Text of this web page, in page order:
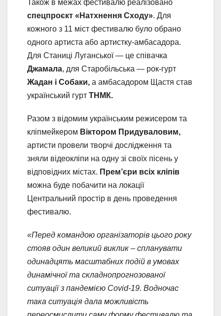
Також в межах фестивалю реалізовано
спецпроєкт «Натхнення Сходу». Для
кожного з 11 міст фестивалю було обрано
одного артиста або артистку-амбасадора.
Для Станиці Луганської — це співачка
Джамала, для Старобільська — рок-гурт
Жадан і Собаки, а амбасадором Щастя став
український гурт ТНМК.
Разом з відомим українським режисером та
кліпмейкером Віктором Придуваловим,
артисти провели творчі дослідження та
зняли відеокліпи на одну зі своїх пісень у
відповідних містах. Прем’єри всіх кліпів
можна буде побачити на локації
Центральний простір в день проведення
фестивалю.
«Перед командою організаторів цього року
стояв один великий виклик – спланувати
одинадцять масштабних подій в умовах
динамічної та складнопрогнозованої
ситуації з пандемією Covid-19. Водночас
така ситуація дала можливість